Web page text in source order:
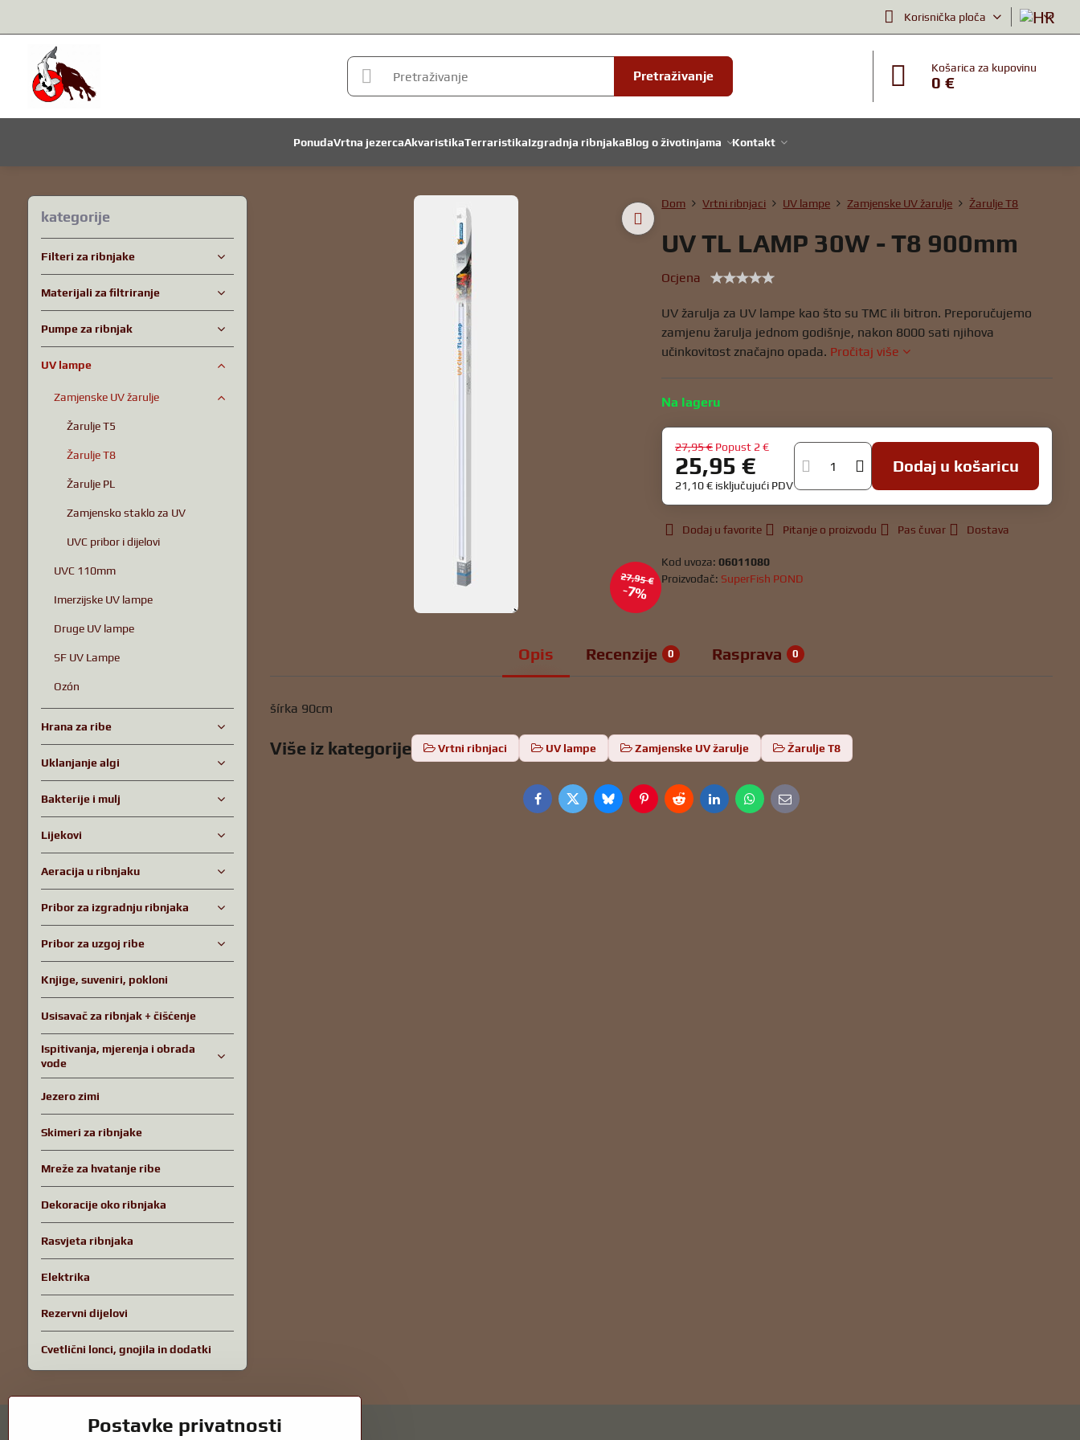
Korisnička ploča
Pretraživanje
Košarica za kupovinu
0 €
PonudaVrtna jezercaAkvaristikaTerraristikaIzgradnja ribnjakaBlog o životinjama Kontakt
27,95 €
7%
Dom Vrtni ribnjaci UV lampe Zamjenske UV žarulje Žarulje T8
UV TL LAMP 30W - T8 900mm
Ocjena
UV žarulja za UV lampe kao što su TMC ili bitron. Preporučujemo
zamjenu žarulja jednom godišnje, nakon 8000 sati njihova
učinkovitost značajno opada. Pročitaj više
Na lageru
27,95 € Popust 2 €
25,95 €
21,10 € isključujući PDV
Dodaj u košaricu
Dodaj u favorite Pitanje o proizvodu Pas čuvar Dostava
Kod uvoza:06011080
Proizvođač: SuperFish POND
Opis Recenzije 0 Rasprava 0
šírka 90cm
Više iz kategorije Vrtni ribnjaci UV lampe Zamjenske UV žarulje Žarulje T8
FacebookTwitterBlueskyPinterestRedditLinkedInWhatsApp
E-
mail
kategorije
Filteri za ribnjake
Materijali za filtriranje
Pumpe za ribnjak
UV lampe
Zamjenske UV žarulje
Žarulje T5
Žarulje T8
Žarulje PL
Zamjensko staklo za UV
UVC pribor i dijelovi
UVC 110mm
Imerzijske UV lampe
Druge UV lampe
SF UV Lampe
Ozón
Hrana za ribe
Uklanjanje algi
Bakterije i mulj
Lijekovi
Aeracija u ribnjaku
Pribor za izgradnju ribnjaka
Pribor za uzgoj ribe
Knjige, suveniri, pokloni
Usisavač za ribnjak + čišćenje
Ispitivanja, mjerenja i obrada
vode
Jezero zimi
Skimeri za ribnjake
Mreže za hvatanje ribe
Dekoracije oko ribnjaka
Rasvjeta ribnjaka
Elektrika
Rezervni dijelovi
Cvetlični lonci, gnojila in dodatki
Postavke privatnosti